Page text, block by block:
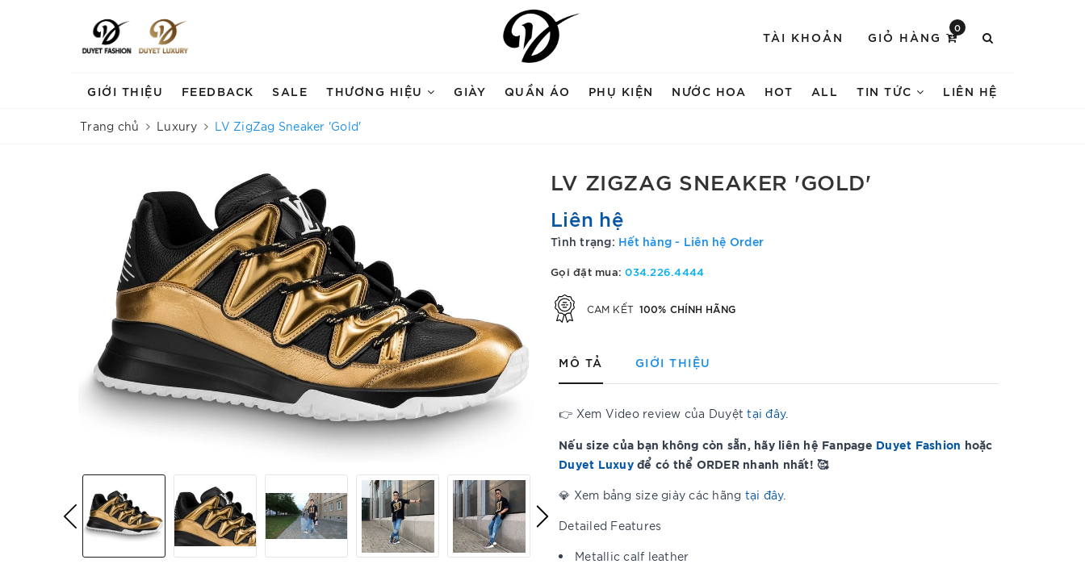
TÀI KHOẢN GIỎ HÀNG
0
GIỚI THIỆU FEEDBACK SALE THƯƠNG HIỆU GIÀY QUẦN ÁO PHỤ KIỆN NƯỚC HOA HOT ALL TIN TỨC LIÊN HỆ
Trang chủ Luxury LV ZigZag Sneaker 'Gold'
LV ZIGZAG SNEAKER 'GOLD'
Liên hệ
Tình trạng: Hết hàng - Liên hệ Order
Gọi đặt mua:034.226.4444
CAM KẾT 100% CHÍNH HÃNG
MÔ TẢ GIỚI THIỆU
👉 Xem Video review của Duyệttại đây.
Nếu size của bạn không còn sẵn, hãy liên hệ Fanpage Duyet Fashion hoặc
Duyet Luxuyđể có thể ORDER nhanh nhất! 🥰
💎 Xem bảng size giày các hãng tại đây.
Detailed Features
Metallic calf leather